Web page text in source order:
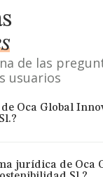
de las
usuarios
de Oca Global
jurídica de Oca